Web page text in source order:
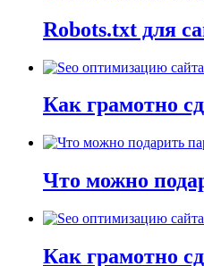
Robots.txt для
Как грамотно
Что можно
Как грамотно